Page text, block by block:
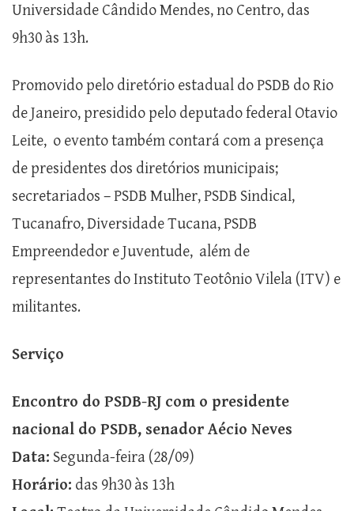
Universidade Cândido Mendes, no Centro, das
9h30 às 13h.
Promovido pelo diretório estadual do PSDB do Rio
de Janeiro, presidido pelo deputado federal Otavio
Leite, o evento também contará com a presença
de presidentes dos diretórios municipais;
secretariados – PSDB Mulher, PSDB Sindical,
Tucanafro, Diversidade Tucana, PSDB
Empreendedor e Juventude, além de
representantes do Instituto Teotônio Vilela (ITV) e
militantes.
Serviço
Encontro do PSDB-RJ com o presidente
nacional do PSDB, senador Aécio Neves
Data: Segunda-feira (28/09)
Horário: das 9h30 às 13h